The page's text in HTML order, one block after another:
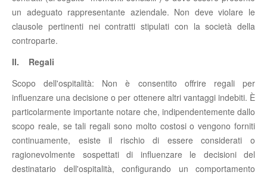
un adeguato rappresentante aziendale. Non deve violare le
clausole pertinenti nei contratti stipulati con la società della
controparte.
II. Regali
Scopo dell'ospitalità: Non è consentito offrire regali per
influenzare una decisione o per ottenere altri vantaggi indebiti. È
particolarmente importante notare che, indipendentemente dallo
scopo reale, se tali regali sono molto costosi o vengono forniti
continuamente, esiste il rischio di essere considerati o
ragionevolmente sospettati di influenzare le decisioni del
destinatario dell'ospitalità, configurando un comportamento